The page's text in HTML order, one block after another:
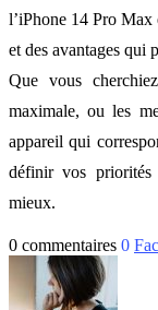
l’iPhone 14 Pro
et des avantages qui
Que vous
maximale, ou les
appareil qui
définir vos
mieux.
0 commentaires 0